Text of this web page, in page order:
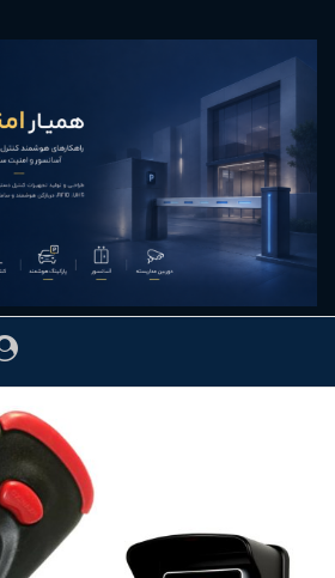
همیار امنیت